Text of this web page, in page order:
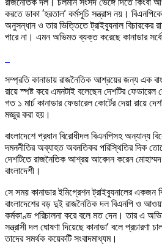
করতে ডাকা ‘হরতাল’ কর্মসূচি সন্ত্রাস নয়।
অনুসন্ধান ও তার ভিত্তিতে ট্রাইব্যুনাল বিচারকের
পারে না। এমন অভিমত ব্যক্ত করেছে কানাডার
সম্প্রতি কানাডায় রাজনৈতিক আশ্রয়ের জন্য এক
রায়ে স্পষ্ট করে এমনটাই বলেছেন দেশটির ফেডারেল
গত ১ মার্চ কানাডার ফেডারেল কোর্টের দেয়া রায়ে
মজ্ঞুর করা হয়।
বাংলাদেশে প্রধান বিরোধীদল বিএনপিসহ অন্যান্য
দমননীতির অব্যাহত অবনতিকর পরিস্থিতির দিক
দেশটিতে রাজনৈতিক আশ্রয় আবেদন করেন
বাংলাদেশী।
সে সময় কানাডার ইমিগ্রেশন ট্রাইব্যুনালের একজন
বাংলাদেশের বড় দুই রাজনৈতিক দল বিএনপি ও
কর্মকাণ্ড পরিচালনা করে বলে মত দেন। তার এ
সন্ত্রাসী দল ঘোষণা দিয়েছে কানাডা’ বলে প্রচারণা
তাদের সমর্থক কয়েকটি সংবাদমাধ্যম।